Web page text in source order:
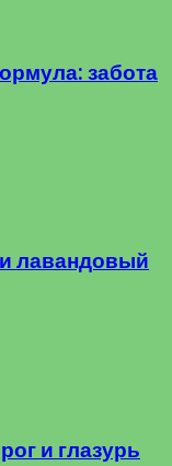
забота
лавандовый
и глазурь